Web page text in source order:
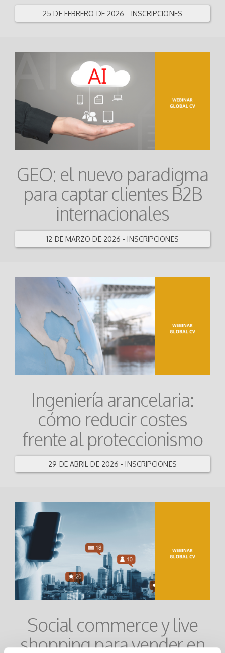
25 DE FEBRERO DE 2026 - INSCRIPCIONES
GEO: el nuevo paradigma
para captar clientes B2B
internacionales
12 DE MARZO DE 2026 - INSCRIPCIONES
Ingeniería arancelaria:
cómo reducir costes
frente al proteccionismo
29 DE ABRIL DE 2026 - INSCRIPCIONES
Social commerce y live
shopping para vender en